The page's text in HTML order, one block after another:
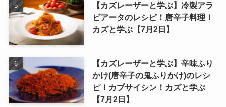
【カズレーザーと学ぶ】冷製アラ
ビアータのレシピ！唐辛子料理！
カズと学ぶ【7月2日】
【カズレーザーと学ぶ】辛味ふり
かけ(唐辛子の鬼ふりかけ)のレシ
ピ！カプサイシン！カズと学ぶ
【7月2日】